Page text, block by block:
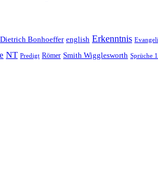
Dietrich Bonhoeffer english Erkenntnis
NT Predigt Römer Smith Wigglesworth Sprüche